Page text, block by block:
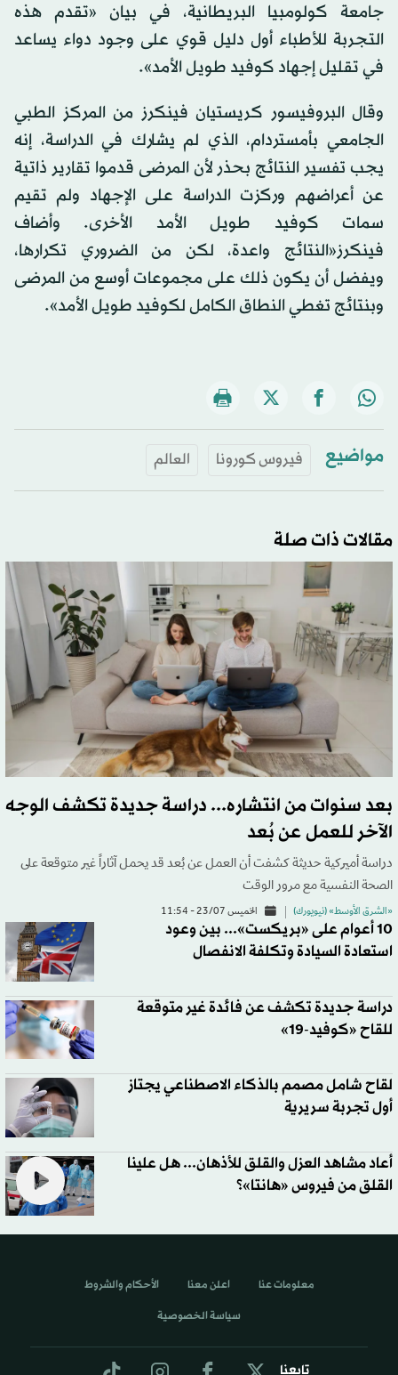
جامعة كولومبيا البريطانية، في بيان «تقدم هذه
التجربة للأطباء أول دليل قوي على وجود دواء يساعد
في تقليل إجهاد كوفيد طويل الأمد».
وقال البروفيسور كريستيان فينكرز من المركز الطبي
الجامعي بأمستردام، الذي لم يشارك في الدراسة، إنه
يجب تفسير النتائج بحذر لأن المرضى قدموا تقارير ذاتية
عن أعراضهم وركزت الدراسة على الإجهاد ولم تقيم
سمات كوفيد طويل الأمد الأخرى. وأضاف
فينكرز«النتائج واعدة، لكن من الضروري تكرارها،
ويفضل أن يكون ذلك على مجموعات أوسع من المرضى
وبنتائج تغطي النطاق الكامل لكوفيد طويل الأمد».
مواضيع فيروس كورونا العالم
مقالات ذات صلة
بعد سنوات من انتشاره... دراسة جديدة تكشف الوجه
الآخر للعمل عن بُعد
دراسة أميركية حديثة كشفت أن العمل عن بُعد قد يحمل آثاراً غير متوقعة على
الصحة النفسية مع مرور الوقت
«الشرق الأوسط» (نيويورك) الخميس 23/07 - 11:54
10 أعوام على «بريكست»... بين وعود
استعادة السيادة وتكلفة الانفصال
دراسة جديدة تكشف عن فائدة غير متوقعة
للقاح «كوفيد-19»
لقاح شامل مصمم بالذكاء الاصطناعي يجتاز
أول تجربة سريرية
أعاد مشاهد العزل والقلق للأذهان... هل علينا
القلق من فيروس «هانتا»؟
معلومات عنا اعلن معنا الأحكام والشروط
سياسة الخصوصية